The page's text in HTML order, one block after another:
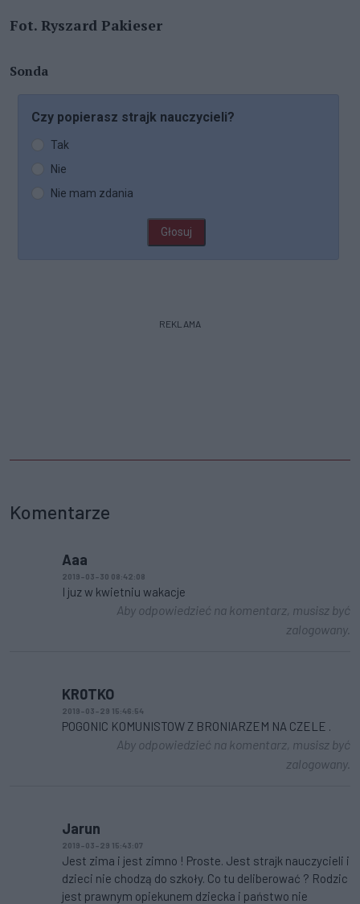
Fot. Ryszard Pakieser
Sonda
Czy popierasz strajk nauczycieli?
Tak
Nie
Nie mam zdania
Głosuj
REKLAMA
Komentarze
Aaa
2019-03-30 08:42:08
I juz w kwietniu wakacje
Aby odpowiedzieć na komentarz, musisz być
zalogowany.
KR0TKO
2019-03-29 15:46:54
POGONIC KOMUNISTOW Z BRONIARZEM NA CZELE .
Aby odpowiedzieć na komentarz, musisz być
zalogowany.
Jarun
2019-03-29 15:43:07
Jest zima i jest zimno ! Proste. Jest strajk nauczycieli i
dzieci nie chodzą do szkoły. Co tu deliberować ? Rodzic
jest prawnym opiekunem dziecka i państwo nie